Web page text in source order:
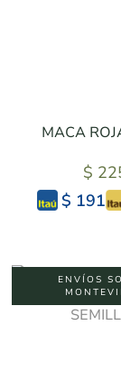
MACA
$
$ 191
ENVÍOS